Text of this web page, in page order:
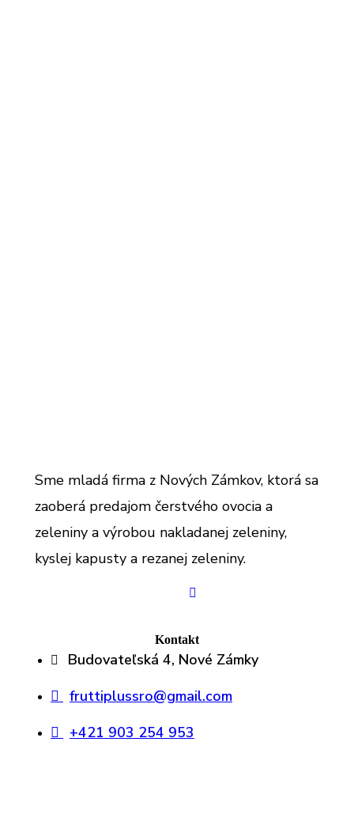
Sme mladá firma z Nových Zámkov, ktorá sa
zaoberá predajom čerstvého ovocia a
zeleniny a výrobou nakladanej zeleniny,
kyslej kapusty a rezanej zeleniny.
Kontakt
Budovateľská 4, Nové Zámky
fruttiplussro@gmail.com
+421 903 254 953